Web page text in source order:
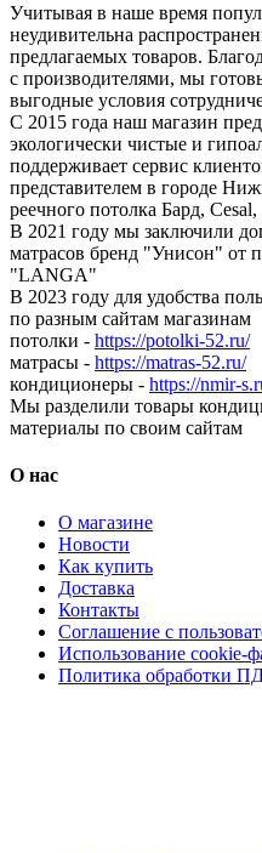
Учитывая в наше время
неудивительна
предлагаемых товаров.
с производителями, мы
выгодные условия
С 2015 года наш магазин
экологически чистые и
поддерживает сервис
представителем в городе
реечного потолка Бард,
В 2021 году мы заключили
матрасов бренд "Унисон" от
"LANGA"
В 2023 году для удобства
по разным сайтам магазинам
потолки - https://potolki-52.ru/
матрасы - https://matras-52.ru/
кондиционеры - https://nmir-
Мы разделили товары
материалы по своим сайтам
О нас
О магазине
Новости
Как купить
Доставка
Контакты
Соглашение с
Использование cookie-
Политика обработки